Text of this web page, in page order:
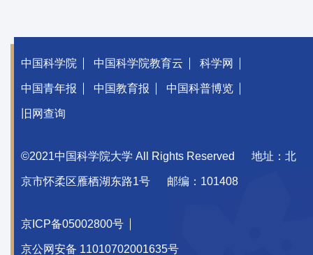
中国科学院 中国科学院教育云 科学网
中国青年报 中国教育报 中国科普博览
旧网查询
©2021中国科学院大学 All Rights Reserved 地址：北
京市怀柔区雁栖湖东路1号 邮编：101408
京ICP备05002800号
京公网安备 11010702001635号